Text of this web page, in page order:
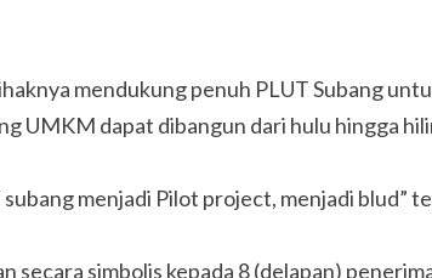
mendukung penuh PLUT Subang
UMKM dapat dibangun dari hulu hingga
menjadi Pilot project, menjadi blud”
secara simbolis kepada 8 (delapan)